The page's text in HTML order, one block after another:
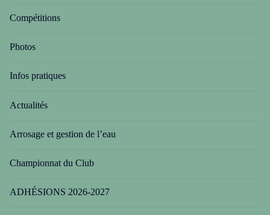
Compétitions
Photos
Infos pratiques
Actualités
Arrosage et gestion de l’eau
Championnat du Club
ADHÉSIONS 2026-2027